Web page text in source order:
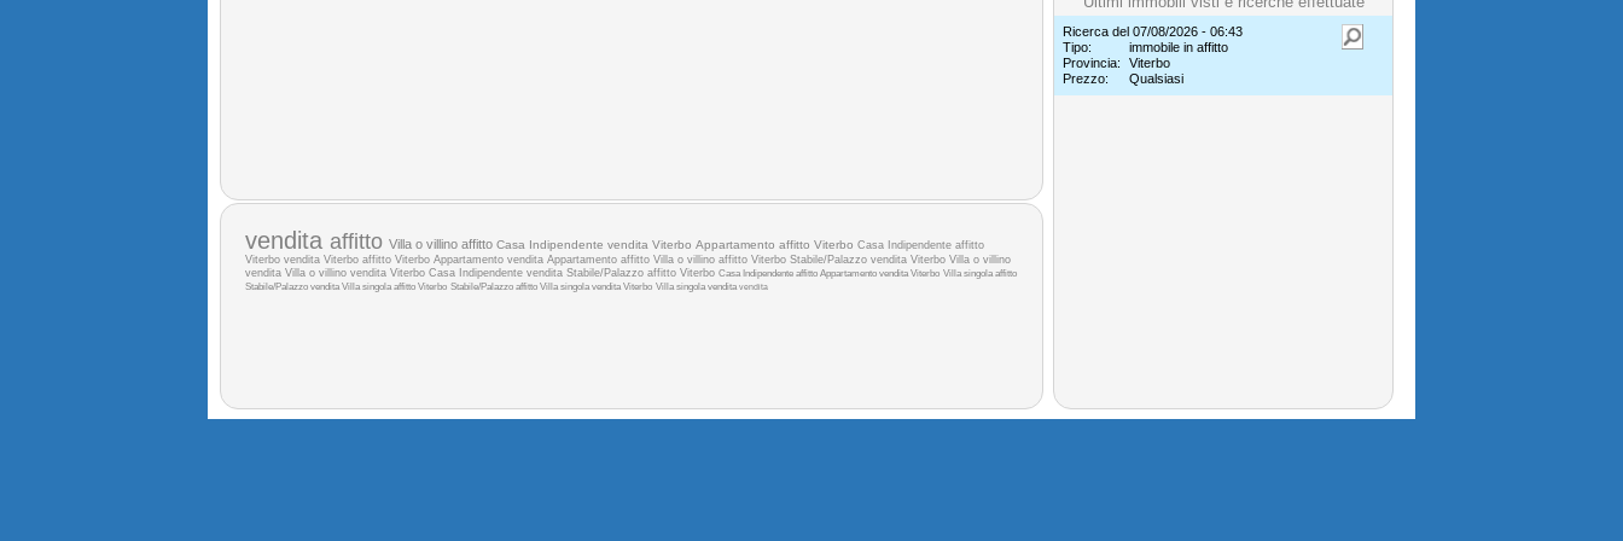
vendita affitto Villa o villino affitto Casa Indipendente vendita Viterbo Appartamento affitto Viterbo Casa Indipendente affitto
Viterbo vendita Viterbo affitto Viterbo Appartamento vendita Appartamento affitto Villa o villino affitto Viterbo Stabile/Palazzo vendita Viterbo Villa o villino
vendita Villa o villino vendita Viterbo Casa Indipendente vendita Stabile/Palazzo affitto Viterbo Casa Indipendente affitto Appartamento vendita Viterbo Villa singola affitto
Stabile/Palazzo venditaVilla singola affitto Viterbo Stabile/Palazzo affitto Villa singola vendita Viterbo Villa singola venditavendita
Ricerca del 07/08/2026 - 06:43
Tipo:
immobile in affitto
Provincia:
Viterbo
Prezzo:
Qualsiasi